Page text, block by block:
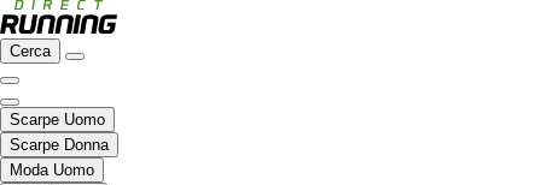
Cerca
Scarpe Uomo
Scarpe Donna
Moda Uomo